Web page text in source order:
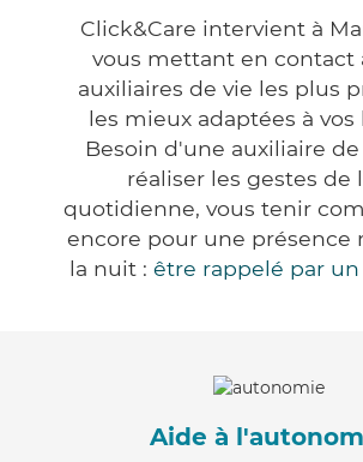
Click&Care intervient à
vous mettant en contact
auxiliaires de vie les plus
les mieux adaptées à vos
Besoin d'une auxiliaire
réaliser les gestes de
quotidienne, vous tenir
encore pour une présence
la nuit : être rappelé par
Aide à